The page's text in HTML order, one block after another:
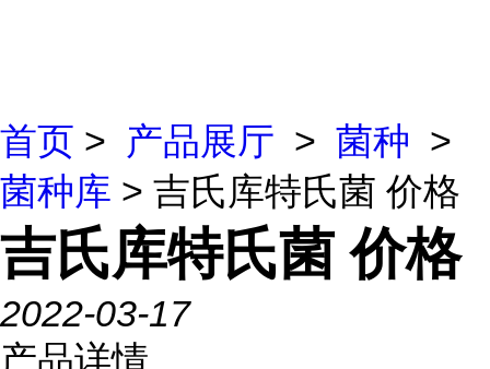
首页 > 产品展厅 > 菌种 >
菌种库 > 吉氏库特氏菌 价格
吉氏库特氏菌 价格
2022-03-17
产品详情